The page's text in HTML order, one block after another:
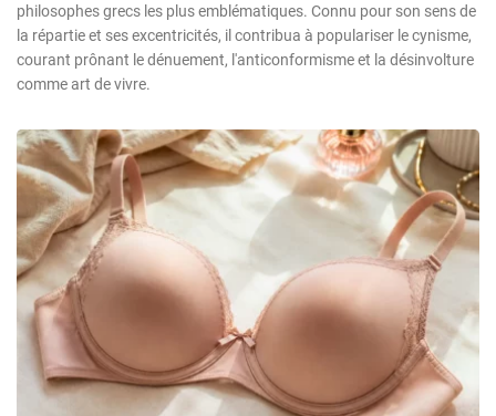
philosophes grecs les plus emblématiques. Connu pour son sens de
la répartie et ses excentricités, il contribua à populariser le cynisme,
courant prônant le dénuement, l'anticonformisme et la désinvolture
comme art de vivre.